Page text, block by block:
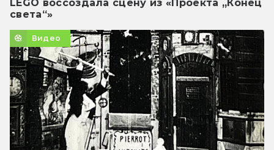
LEGO воссоздала сцену из «Проекта „Конец
света“»
Видео